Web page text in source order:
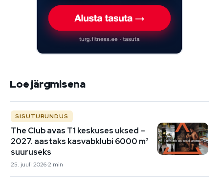
Loe järgmisena
SISUTURUNDUS
The Club avas T1 keskuses uksed –
2027. aastaks kasvabklubi 6000 m²
suuruseks
25. juuli 20262 min